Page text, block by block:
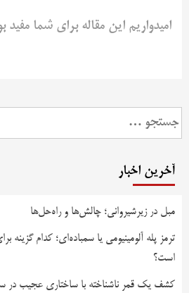
امیدواریم این مقاله برای شما مفید
جستجو
برای:
آخرین اخبار
مبل در زیرشیروانی؛ چالش‌ها و راه‌حل‌ها
ترمز پله آلومینیومی یا سمباده‌ای؛ کدام گزینه
است؟
کشف یک قمر ناشناخته با ساختاری عجیب در